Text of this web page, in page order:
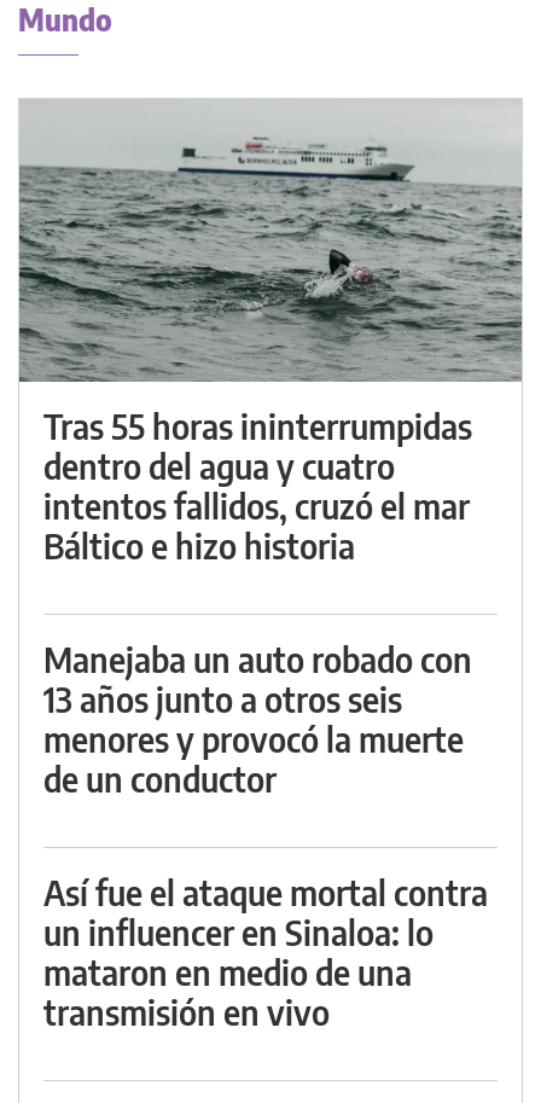
Mundo
Tras 55 horas ininterrumpidas
dentro del agua y cuatro
intentos fallidos, cruzó el mar
Báltico e hizo historia
Manejaba un auto robado con
13 años junto a otros seis
menores y provocó la muerte
de un conductor
Así fue el ataque mortal contra
un influencer en Sinaloa: lo
mataron en medio de una
transmisión en vivo